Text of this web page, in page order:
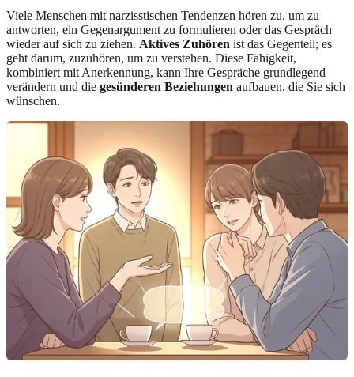
Viele Menschen mit narzisstischen Tendenzen hören zu, um zu
antworten, ein Gegenargument zu formulieren oder das Gespräch
wieder auf sich zu ziehen. Aktives Zuhören ist das Gegenteil; es
geht darum, zuzuhören, um zu verstehen. Diese Fähigkeit,
kombiniert mit Anerkennung, kann Ihre Gespräche grundlegend
verändern und die gesünderen Beziehungen aufbauen, die Sie sich
wünschen.